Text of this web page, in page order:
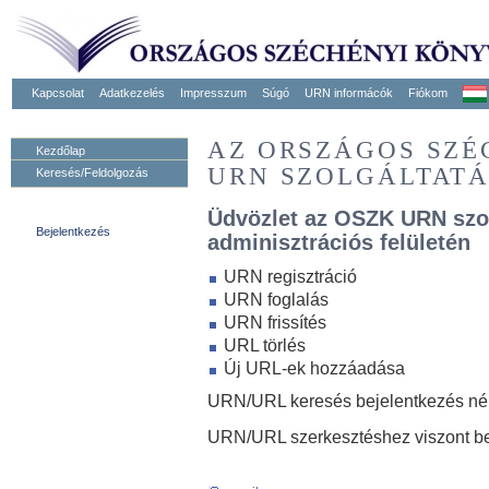
Kapcsolat Adatkezelés Impresszum Súgó URN informácók Fiókom
Kezdőlap
Keresés/Feldolgozás
Bejelentkezés
AZ ORSZÁGOS
URN
Üdvözlet az OSZK URN
adminisztrációs felületén
URN regisztráció
URN foglalás
URN frissítés
URL törlés
Új URL-ek hozzáadása
URN/URL keresés bejelentkezés
URN/URL szerkesztéshez viszont